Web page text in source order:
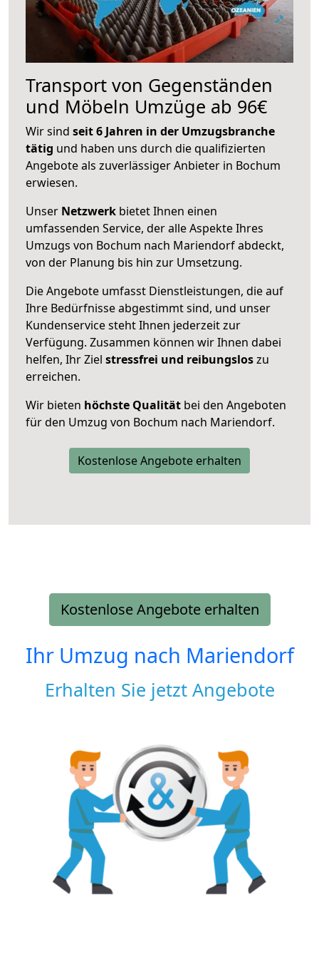
Transport von Gegenständen
und Möbeln Umzüge ab 96€
Wir sind seit 6 Jahren in der Umzugsbranche
tätig und haben uns durch die qualifizierten
Angebote als zuverlässiger Anbieter in Bochum
erwiesen.
Unser Netzwerk bietet Ihnen einen
umfassenden Service, der alle Aspekte Ihres
Umzugs von Bochum nach Mariendorf abdeckt,
von der Planung bis hin zur Umsetzung.
Die Angebote umfasst Dienstleistungen, die auf
Ihre Bedürfnisse abgestimmt sind, und unser
Kundenservice steht Ihnen jederzeit zur
Verfügung. Zusammen können wir Ihnen dabei
helfen, Ihr Ziel stressfrei und reibungsloszu
erreichen.
Wir bieten höchste Qualität bei den Angeboten
für den Umzug von Bochum nach Mariendorf.
Kostenlose Angebote erhalten
Kostenlose Angebote erhalten
Ihr Umzug nach Mariendorf
Erhalten Sie jetzt Angebote